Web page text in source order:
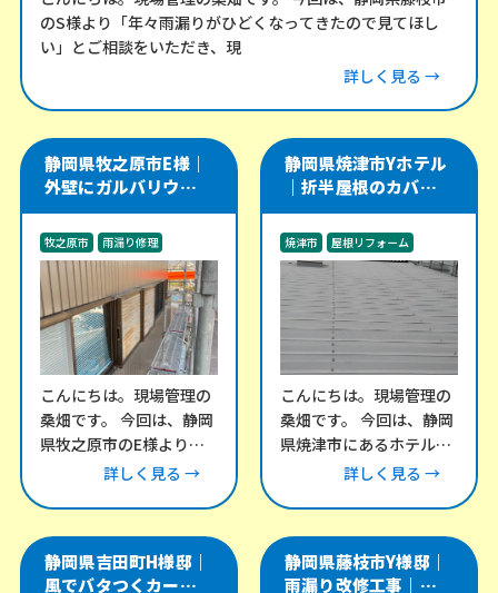
のS様より「年々雨漏りがひどくなってきたので見てほし
い」とご相談をいただき、現
詳しく見る →
静岡県牧之原市E様｜
外壁にガルバリウム角
波を施工し、軒天・雨
樋・雨戸戸袋も改修
牧之原市
雨漏り修理
外装工事
こんにちは。現場管理の
桑畑です。 今回は、静岡
県牧之原市のE様より、
外壁のメンテナンスにつ
詳しく見る →
静岡県焼津市Yホテル
｜折半屋根のカバー工
法をやり直し、雨漏り
リスクを改善した施工
事例
焼津市
屋根リフォーム
雨漏り修理
こんにちは。現場管理の
桑畑です。 今回は、静岡
県焼津市にあるホテル棟
にて、折半屋根の改修工
詳しく見る →
静岡県吉田町H様邸｜
風でバタつくカーポー
静岡県藤枝市Y様邸｜
雨漏り改修工事｜瓦屋